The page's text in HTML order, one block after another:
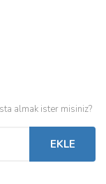
almak ister misiniz?
EKLE